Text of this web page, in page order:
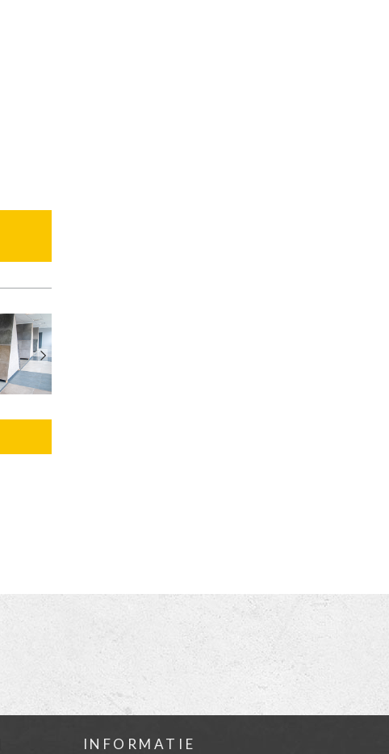
INFORMATIE